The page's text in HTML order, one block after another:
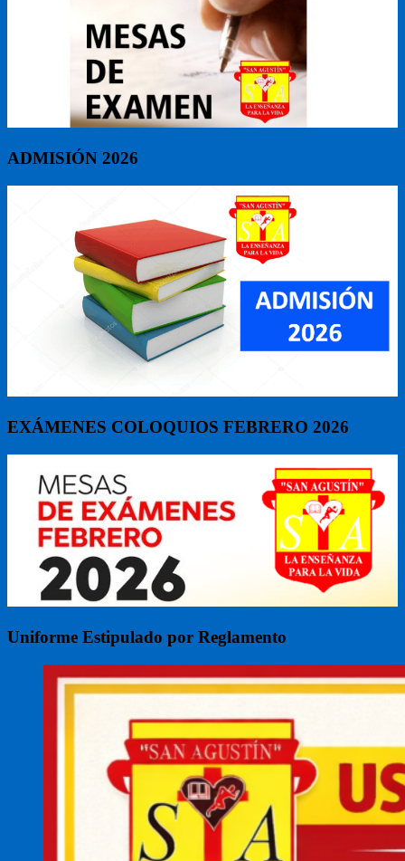
ADMISIÓN 2026
EXÁMENES COLOQUIOS FEBRERO 2026
Uniforme Estipulado por Reglamento